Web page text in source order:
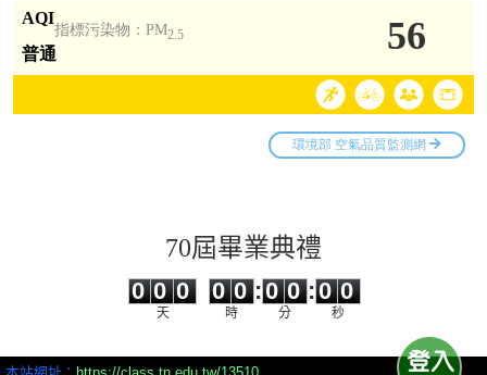
70屆畢業典禮
0 0
0
0
天
0
0
0
0
時
:
0
0
0
0
分
:
0
0 0
秒